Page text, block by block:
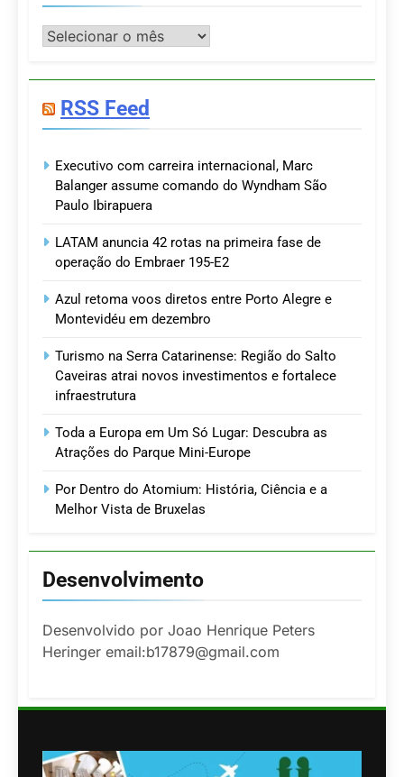
Postagens
RSS Feed
Executivo com carreira internacional, Marc
Balanger assume comando do Wyndham São
Paulo Ibirapuera
LATAM anuncia 42 rotas na primeira fase de
operação do Embraer 195-E2
Azul retoma voos diretos entre Porto Alegre e
Montevidéu em dezembro
Turismo na Serra Catarinense: Região do Salto
Caveiras atrai novos investimentos e fortalece
infraestrutura
Toda a Europa em Um Só Lugar: Descubra as
Atrações do Parque Mini-Europe
Por Dentro do Atomium: História, Ciência e a
Melhor Vista de Bruxelas
Desenvolvimento
Desenvolvido por Joao Henrique Peters
Heringer email:b17879@gmail.com